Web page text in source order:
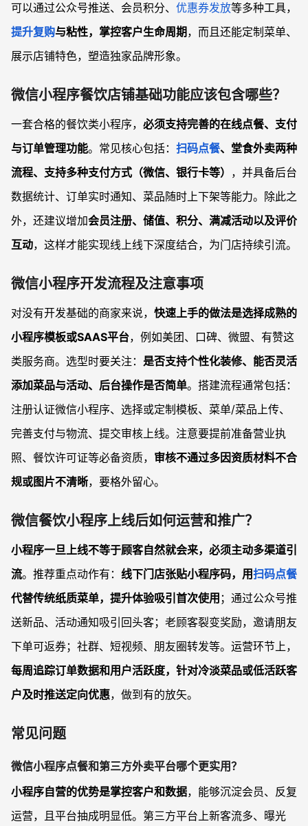
可以通过公众号推送、会员积分、 优惠券发放等多种工具，
提升复购与粘性，掌控客户生命周期 ，而且还能定制菜单、
展示店铺特色，塑造独家品牌形象。
微信小程序餐饮店铺基础功能应该包含哪些？
一套合格的餐饮类小程序， 必须支持完善的在线点餐、支付
与订单管理功能。常见核心包括： 扫码点餐、堂食外卖两种
流程、支持多种支付方式（微信、银行卡等） ，并具备后台
数据统计、订单实时通知、菜品随时上下架等能力。除此之
外，还建议增加会员注册、储值、积分、满减活动以及评价
互动，这样才能实现线上线下深度结合，为门店持续引流。
微信小程序开发流程及注意事项
对没有开发基础的商家来说， 快速上手的做法是选择成熟的
小程序模板或SAAS平台，例如美团、口碑、微盟、有赞这
类服务商。选型时要关注： 是否支持个性化装修、能否灵活
添加菜品与活动、后台操作是否简单。搭建流程通常包括：
注册认证微信小程序、选择或定制模板、菜单/菜品上传、
完善支付与物流、提交审核上线。注意要提前准备营业执
照、餐饮许可证等必备资质， 审核不通过多因资质材料不合
规或图片不清晰，要格外留心。
微信餐饮小程序上线后如何运营和推广？
小程序一旦上线不等于顾客自然就会来，必须主动多渠道引
流。推荐重点动作有： 线下门店张贴小程序码，用扫码点餐
代替传统纸质菜单，提升体验吸引首次使用 ；通过公众号推
送新品、活动通知吸引回头客；老顾客裂变奖励，邀请朋友
下单可返券；社群、短视频、朋友圈转发等。运营环节上，
每周追踪订单数据和用户活跃度，针对冷淡菜品或低活跃客
户及时推送定向优惠，做到有的放矢。
常见问题
微信小程序点餐和第三方外卖平台哪个更实用？
小程序自营的优势是掌控客户和数据，能够沉淀会员、反复
运营，且平台抽成明显低。第三方平台上新客流多、曝光